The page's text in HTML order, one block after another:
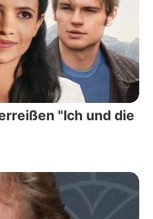
"Ich und die